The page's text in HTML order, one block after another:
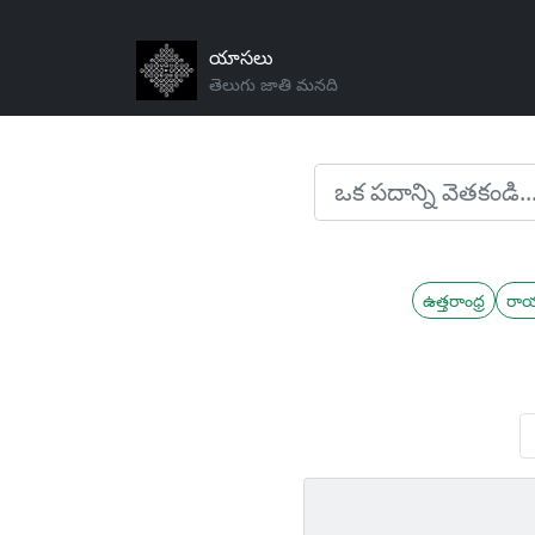
యాసలు
తెలుగు జాతి మనది
ఉత్తరాంధ్ర